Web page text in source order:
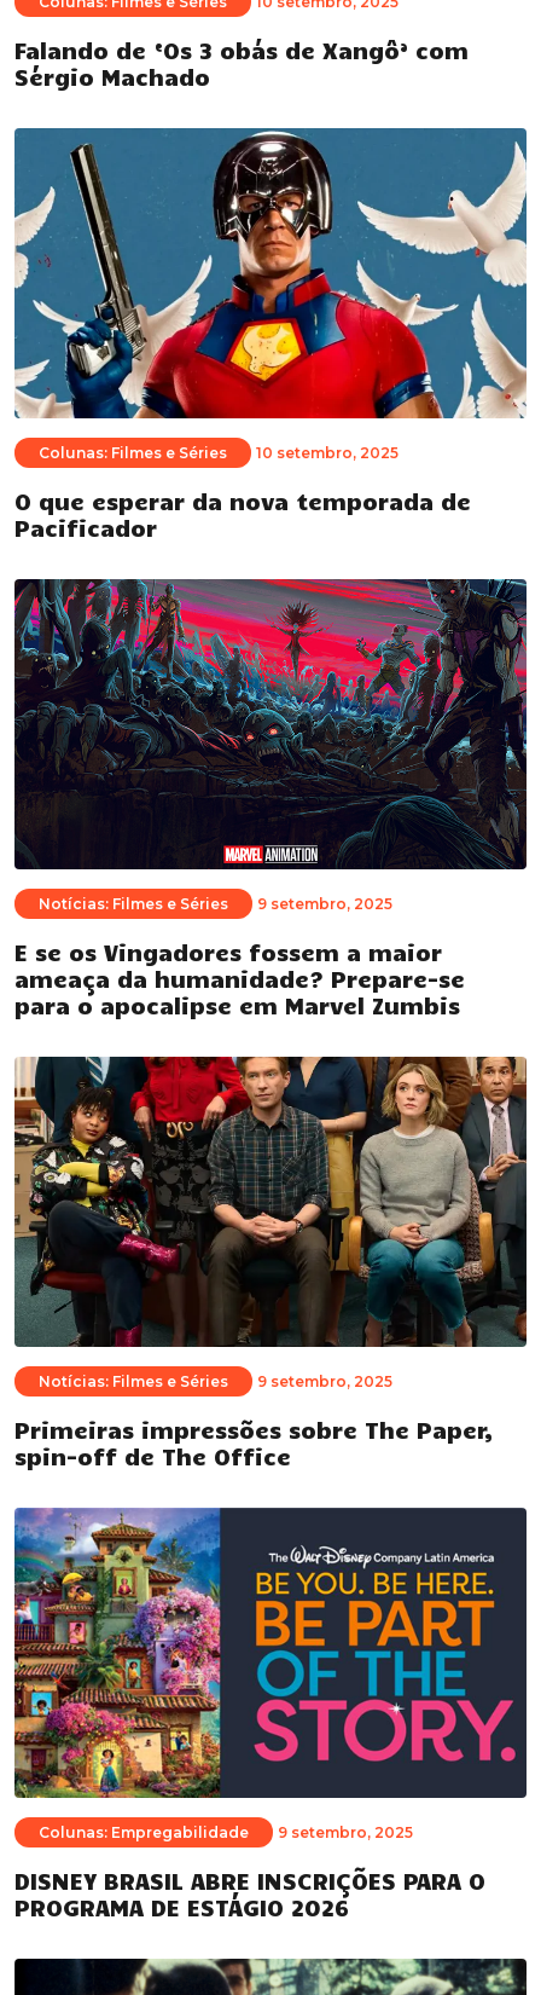
Falando de ‘Os 3 obás de Xangô’ com
Sérgio Machado
Colunas: Filmes e Séries 10 setembro, 2025
O que esperar da nova temporada de
Pacificador
Notícias: Filmes e Séries 9 setembro, 2025
E se os Vingadores fossem a maior
ameaça da humanidade? Prepare-se
para o apocalipse em Marvel Zumbis
Notícias: Filmes e Séries 9 setembro, 2025
Primeiras impressões sobre The Paper,
spin-off de The Office
Colunas: Empregabilidade 9 setembro, 2025
DISNEY BRASIL ABRE INSCRIÇÕES PARA O
PROGRAMA DE ESTÁGIO 2026